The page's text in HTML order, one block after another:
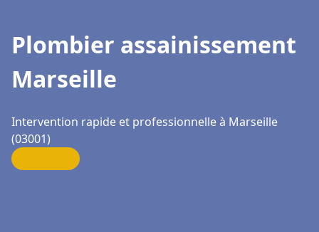
Plombier assainissement
Marseille
Intervention rapide et professionnelle à Marseille
(03001)